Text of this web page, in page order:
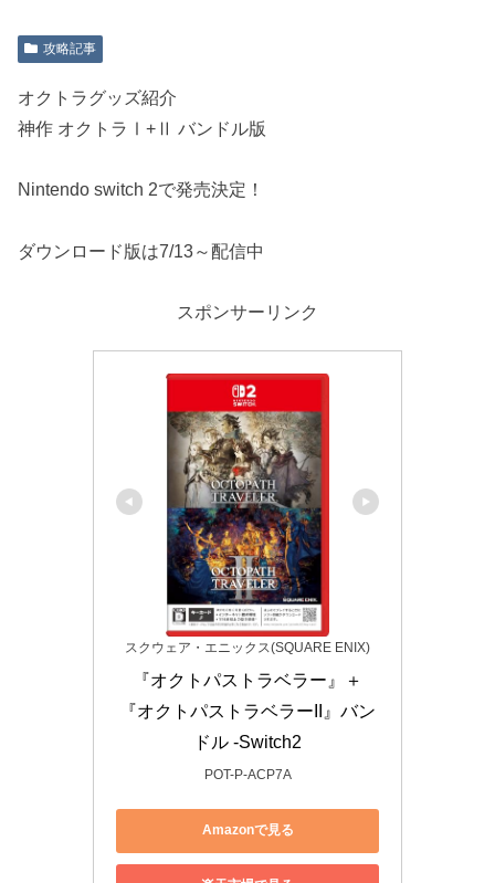
攻略記事
オクトラグッズ紹介
神作 オクトラⅠ+Ⅱ バンドル版
Nintendo switch 2で発売決定！
ダウンロード版は7/13～配信中
スポンサーリンク
スクウェア・エニックス(SQUARE ENIX)
『オクトパストラベラー』＋
『オクトパストラベラーII』バン
ドル -Switch2
POT-P-ACP7A
Amazonで見る